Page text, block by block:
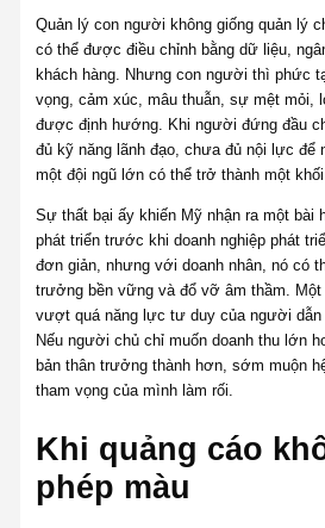
Quản lý con người không giống quản lý
có thể được điều chỉnh bằng dữ liệu,
khách hàng. Nhưng con người thì phức
vọng, cảm xúc, mâu thuẫn, sự mệt mỏi,
được định hướng. Khi người đứng đầu
đủ kỹ năng lãnh đạo, chưa đủ nội lực để
một đội ngũ lớn có thể trở thành một
Sự thất bại ấy khiến Mỹ nhận ra một bài
phát triển trước khi doanh nghiệp phát
đơn giản, nhưng với doanh nhân, nó có
trưởng bền vững và đổ vỡ âm thầm. Một
vượt quá năng lực tư duy của người dẫn
Nếu người chủ chỉ muốn doanh thu lớn
bản thân trưởng thành hơn, sớm muộn
tham vọng của mình làm rối.
Khi quảng cáo
phép màu